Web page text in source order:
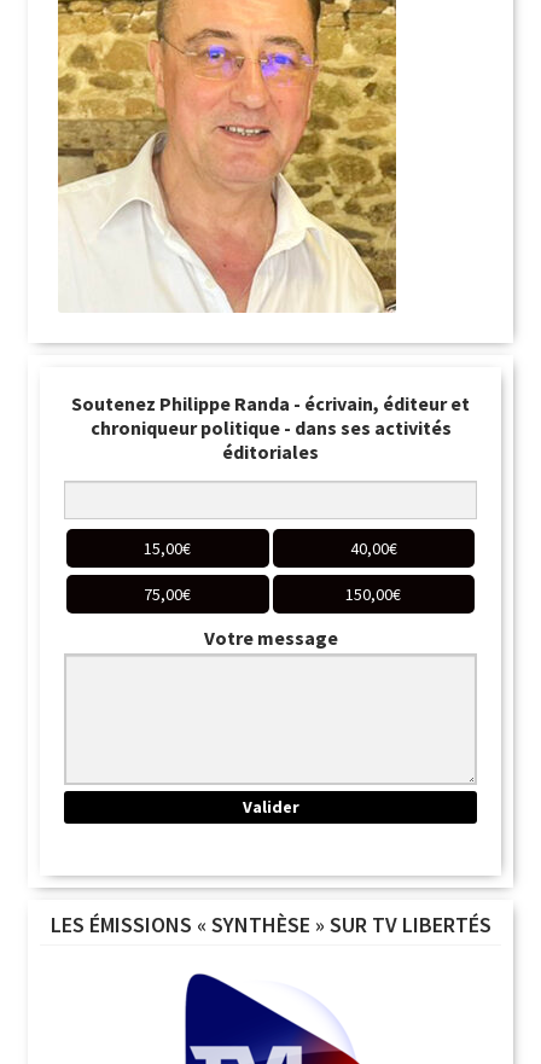
Soutenez Philippe Randa - écrivain, éditeur et
chroniqueur politique - dans ses activités
éditoriales
15,00€ 40,00€
75,00€ 150,00€
Votre message
LES ÉMISSIONS « SYNTHÈSE » SUR TV LIBERTÉS